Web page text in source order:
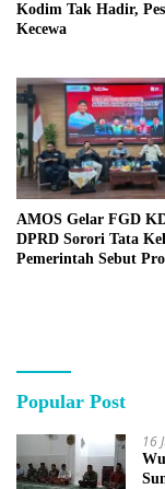
Kodim Tak Hadir,
Kecewa
AMOS Gelar FGD
DPRD Sorori Tata
Pemerintah Sebut
Popular Post
16